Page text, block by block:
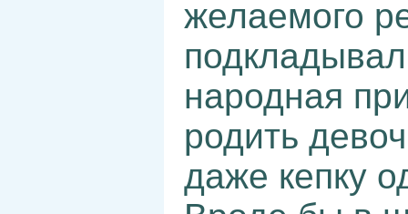
желаемого
народная
родить
даже кепку